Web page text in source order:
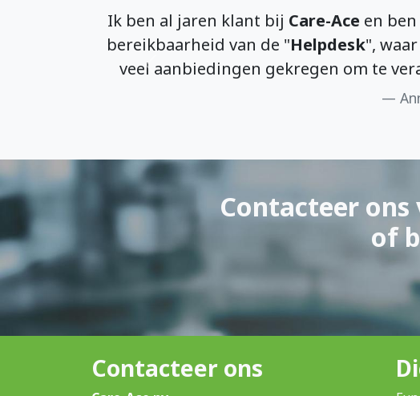
Ik ben al jaren klant bij Care-Ace en
bereikbaarheid van de "Helpdesk",
veel aanbiedingen gekregen om te
Vorige
Contacteer
of
Contacteer ons